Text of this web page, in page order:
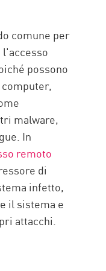
comune per
possono
malware,
In
remoto
di
infetto,
il sistema e
attacchi.